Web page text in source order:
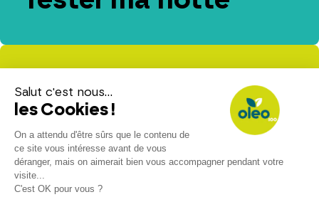
Evaluer mes
émissions de CO₂
Espace presse
Espace client
Contact
Nous rejoindre